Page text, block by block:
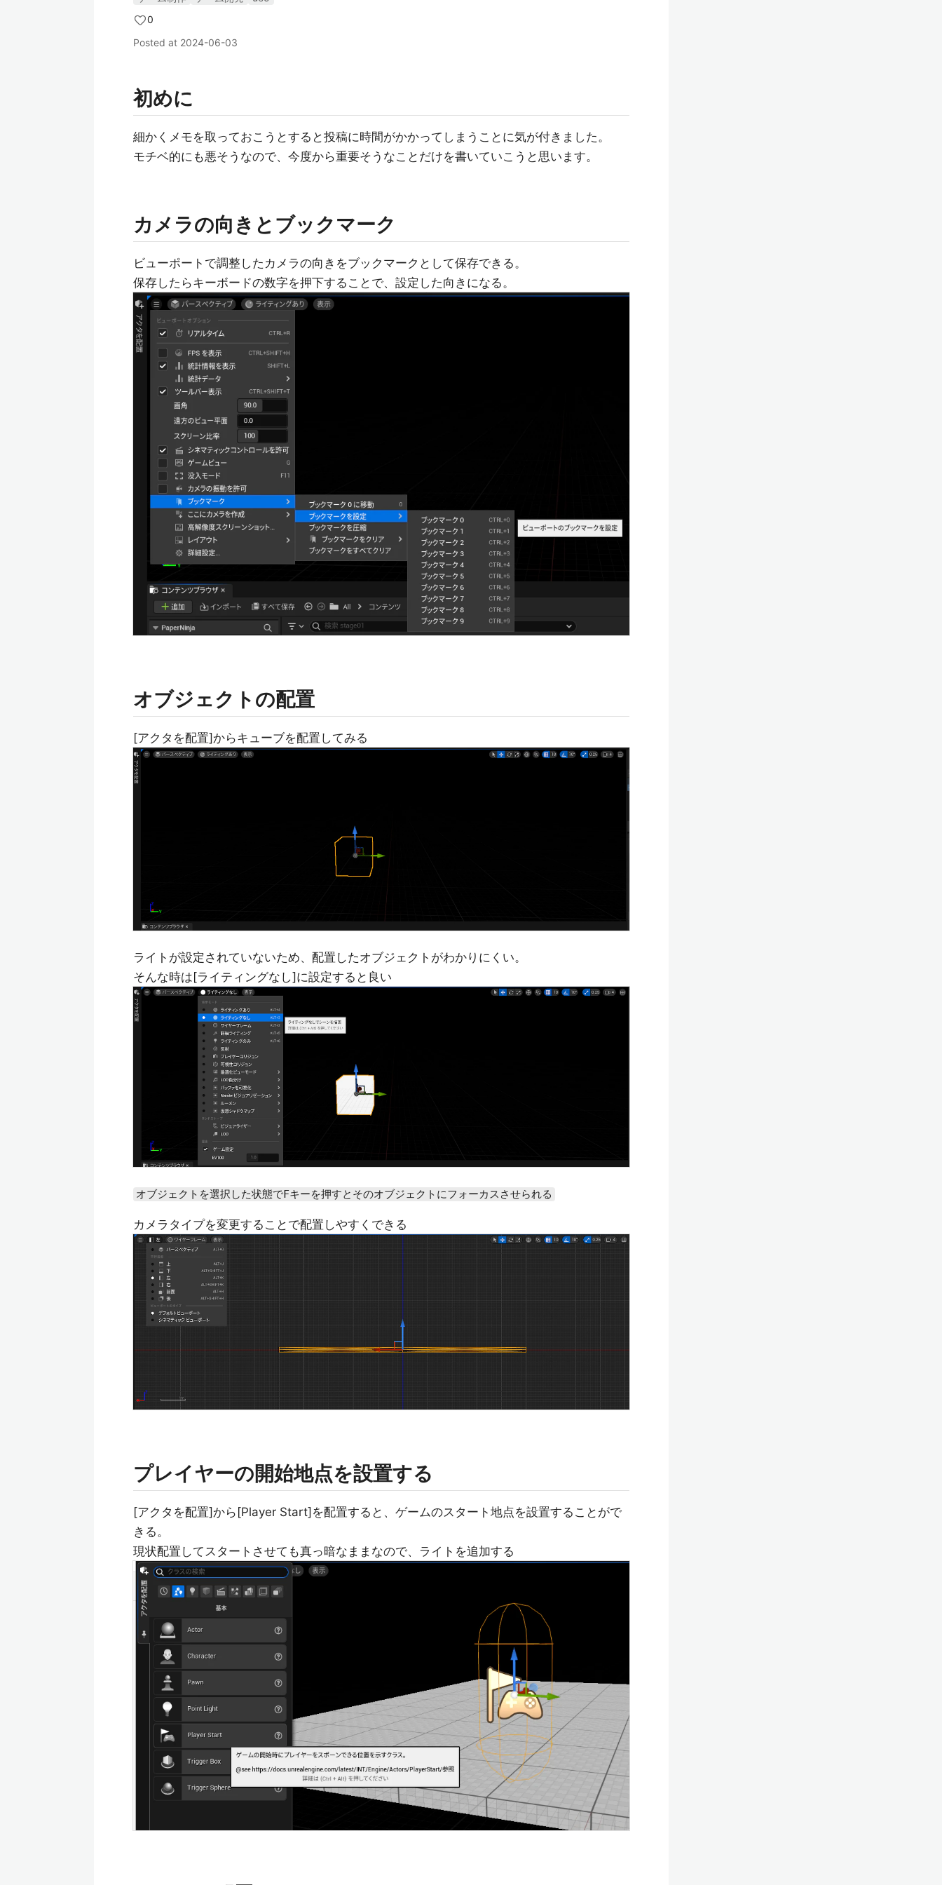
0
Posted at 2024-06-03
初めに
細かくメモを取っておこうとすると投稿に時間がかかってしまうことに気が付きました。
モチベ的にも悪そうなので、今度から重要そうなことだけを書いていこうと思います。
カメラの向きとブックマーク
ビューポートで調整したカメラの向きをブックマークとして保存できる。
保存したらキーボードの数字を押下することで、設定した向きになる。
オブジェクトの配置
[アクタを配置]からキューブを配置してみる
ライトが設定されていないため、配置したオブジェクトがわかりにくい。
そんな時は[ライティングなし]に設定すると良い
オブジェクトを選択した状態でFキーを押すとそのオブジェクトにフォーカスさせられる
カメラタイプを変更することで配置しやすくできる
プレイヤーの開始地点を設置する
[アクタを配置]から[Player Start]を配置すると、ゲームのスタート地点を設置することがで
きる。
現状配置してスタートさせても真っ暗なままなので、ライトを追加する